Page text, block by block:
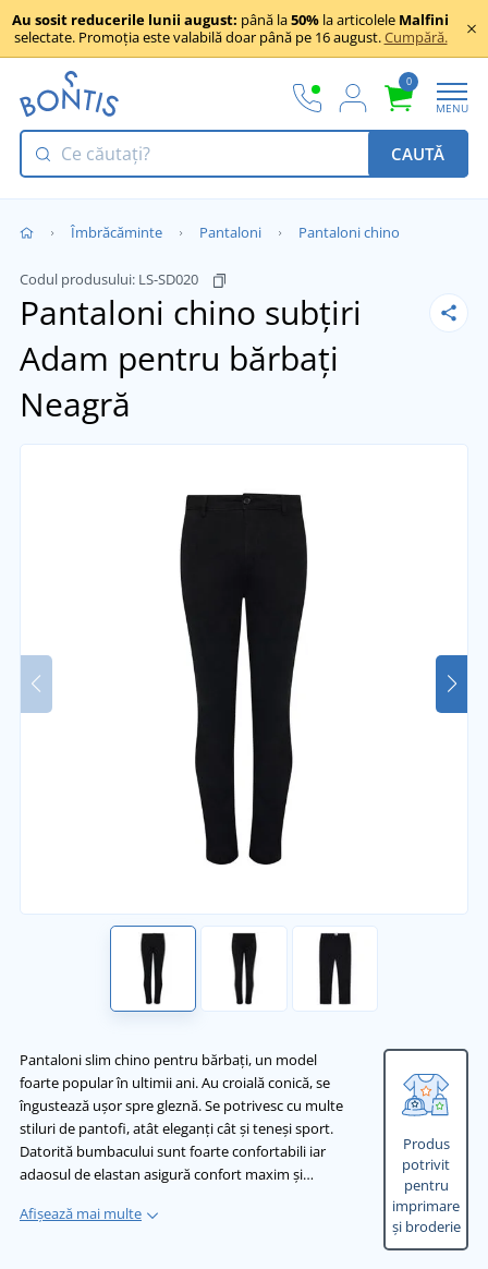
Au sosit reducerile lunii august: până la50% la articolele Malfini
selectate. Promoția este valabilă doar până pe 16 august.Cumpără.
0
MENU
CAUTĂ
Îmbrăcăminte Pantaloni Pantaloni chino
Codul produsului: LS-SD020
Pantaloni chino subțiri
Adam pentru bărbați
Neagră
Pantaloni slim chino pentru bărbați, un model
foarte popular în ultimii ani. Au croială conică, se
îngustează ușor spre gleznă. Se potrivesc cu multe
stiluri de pantofi, atât eleganți cât și teneși sport.
Datorită bumbacului sunt foarte confortabili iar
adaosul de elastan asigură confort maxim și…
Afișează mai multe
Produs
potrivit
pentru
imprimare
și broderie